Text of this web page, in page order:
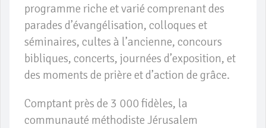
programme riche et varié comprenant des
parades d’évangélisation, colloques et
séminaires, cultes à l’ancienne, concours
bibliques, concerts, journées d’exposition, et
des moments de prière et d’action de grâce.
Comptant près de 3 000 fidèles, la
communauté méthodiste Jérusalem